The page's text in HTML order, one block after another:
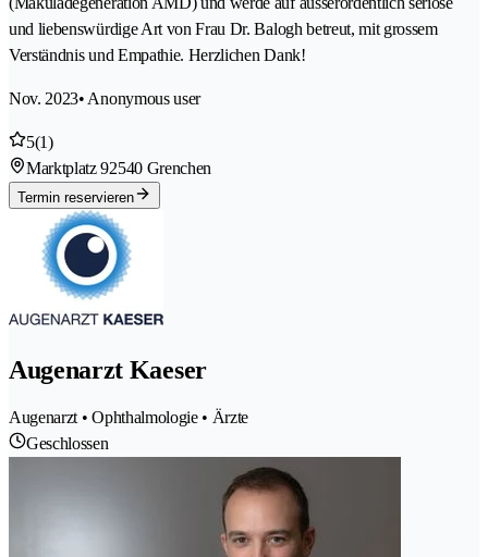
und liebenswürdige Art von Frau Dr. Balogh betreut, mit grossem
Verständnis und Empathie. Herzlichen Dank!
Nov. 2023• Anonymous user
5(1)
Marktplatz 92540 Grenchen
Termin reservieren
Augenarzt Kaeser
Augenarzt • Ophthalmologie • Ärzte
Geschlossen